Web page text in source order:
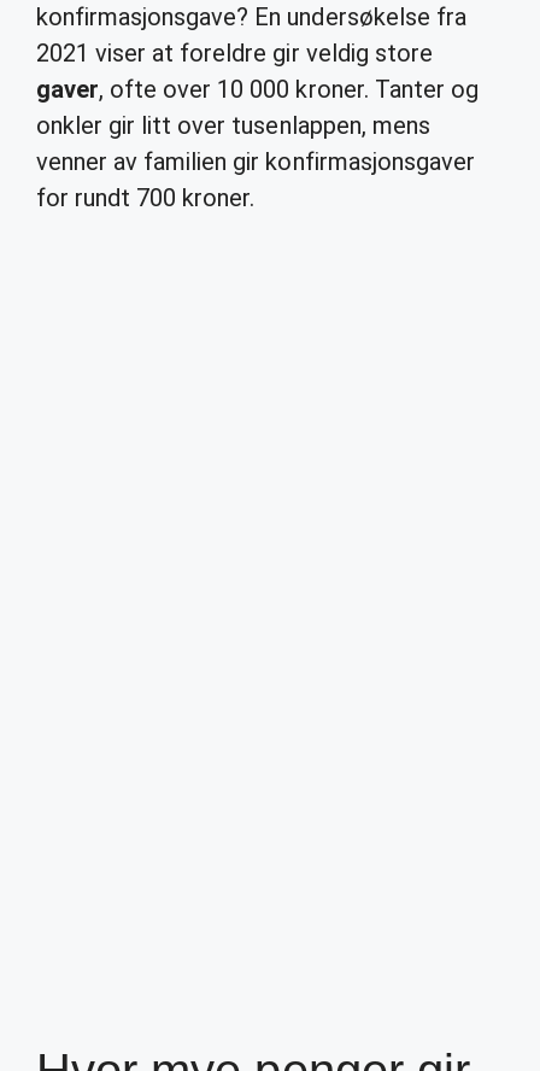
konfirmasjonsgave? En undersøkelse fra
2021 viser at foreldre gir veldig store
gaver, ofte over 10 000 kroner. Tanter og
onkler gir litt over tusenlappen, mens
venner av familien gir konfirmasjonsgaver
for rundt 700 kroner.